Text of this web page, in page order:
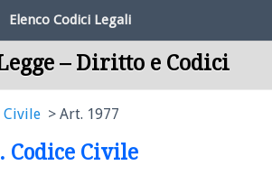
Elenco Codici Legali
– Diritto e Codici
Civile Art. 1977
Codice Civile